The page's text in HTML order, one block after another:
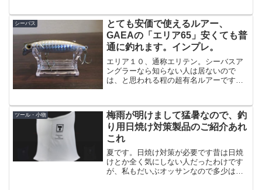
で・・・宮崎市は大淀川到着まあ、家か
ら１０分なんですけども、現地に...
シーバス
とても安価で使えるルアー、
GAEAの「エリア65」安くても普
通に釣れます。インプレ。
エリア１０、通称エリテン。シーバスア
ングラーなら知らない人は居ないので
は、と思われる程の超有名ルアーです。
シングを始める時に躊躇する理由の一
つ、「ルアーが高い」という問題...
ツール・小物
梅雨が明けまして猛暑なので、釣
り用日焼け対策製品のご紹介あれ
これ
夏です。日焼け対策が必要です昔は日焼
けとか全く気にしない人だったわけです
が、私もだいぶオッサンなので多少は気